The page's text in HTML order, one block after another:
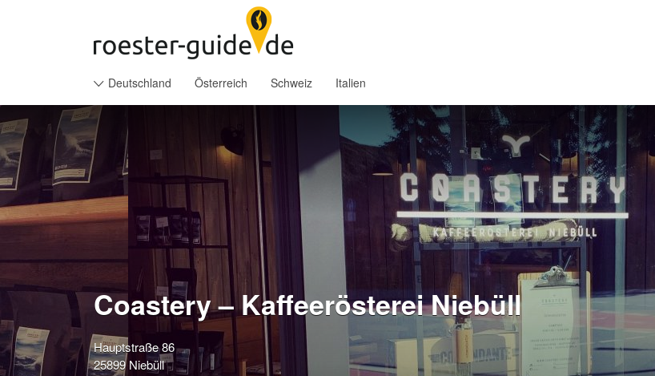
Deutschland Österreich Schweiz Italien
Coastery – Kaffeerösterei Niebüll
Hauptstraße 86
25899 Niebüll